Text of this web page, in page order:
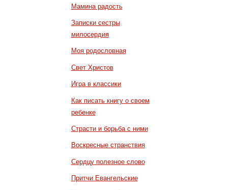
Мамина радость
Записки сестры
милосердия
Моя родословная
Свет Христов
Игра в классики
Как писать книгу о своем
ребенке
Страсти и борьба с ними
Воскресные странствия
Сердцу полезное слово
Притчи Евангельские